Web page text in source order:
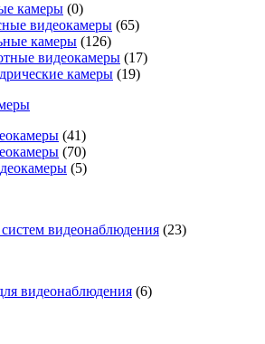
камеры (0)
видеокамеры (65)
камеры (126)
видеокамеры (17)
камеры (19)
(41)
(70)
(5)
видеонаблюдения (23)
видеонаблюдения (6)